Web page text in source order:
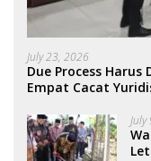
July 23, 2026
Due Process
Empat Cacat